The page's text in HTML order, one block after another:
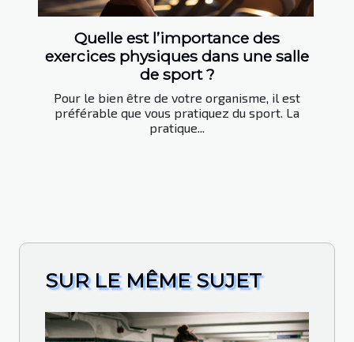
Quelle est l’importance des
exercices physiques dans une salle
de sport ?
Pour le bien être de votre organisme, il est
préférable que vous pratiquez du sport. La
pratique...
SUR LE MÊME SUJET